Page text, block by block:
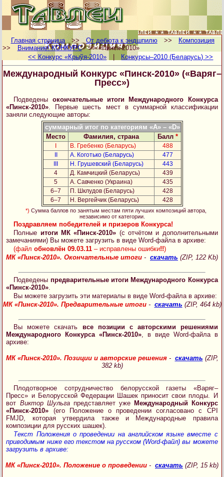
Главная страница >> От дебюта к эндшпилю >>
Композиция
>>
Внимание! КОНКУРС
>> «Пинск-2010»
<< Конкурс «Крыўя-2010»
Конкурсы–2010 (Беларусь) >>
Международный Конкурс «Пинск-2010» («Варяг–
Пресс»)
Подведены окончательные итоги Международного Конкурса
«Пинск-2010». Первые шесть мест в суммарной классификации
заняли следующие авторы:
суммарный итог по категориям «A» – «D»
Место
Фамилия, страна Балл *
В. Гребенко (Беларусь)
488
А. Коготько (Беларусь)
477
Н. Грушевский (Беларусь)
443
4
Д. Камчицкий (Беларусь)
439
5
А. Савченко (Украина)
435
6–7
П. Шклудов (Беларусь)
428
6–7
Н. Вергейчик (Беларусь) 428
*) Сумма баллов по занятым местам пяти лучших композиций автора,
независимо от категории.
Поздравляем победителей и призеров Конкурса!
Полные итоги МК «Пинск-2010» (с отчётом и дополнительными
замечаниями) Вы можете загрузить в виде Word-файла в архиве:
(файлобновлён 09.03.11 – исправлены ошибки!!)
МК «Пинск-2010». Окончательные итоги - скачать (ZIP, 122 Kb)
Подведены предварительные итоги Международного Конкурса
«Пинск-2010».
Вы можете загрузить эти материалы в виде Word-файла в архиве:
МК «Пинск-2010». Предварительные итоги- скачать (ZIP, 464 kb)
Вы можете скачать все позиции с авторскими решениями
Международного Конкурса «Пинск-2010», в виде Word-файла в
архиве:
МК «Пинск-2010». Позиции и авторские решения- скачать (ZIP,
382 kb)
Плодотворное сотрудничество белорусской газеты «Варяг–
Пресс» и Белорусской Федерации Шашек приносит свои плоды. И
вот Виктор Шульгапредставляет уже Международный Конкурс
«Пинск-2010» (его Положение о проведении согласовано с CPI
FMJD, которая утвердила также и Международные правила
композиции для русских шашек).
Текст Положения о проведении на английском языке вместе с
приводимым ниже его текстом на русском (Word-файл) вы можете
загрузить в архиве:
МК «Пинск-2010». Положение о проведении - скачать (ZIP, 15 kb)